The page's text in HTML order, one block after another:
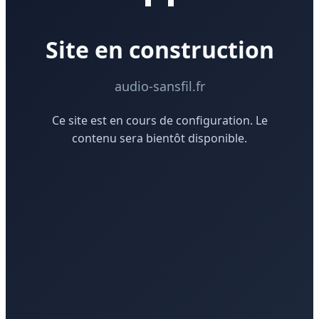
Site en construction
audio-sansfil.fr
Ce site est en cours de configuration. Le
contenu sera bientôt disponible.